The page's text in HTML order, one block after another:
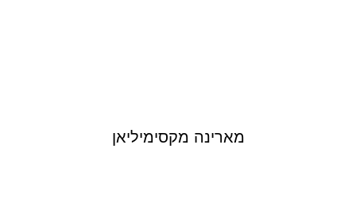
מארינה מקסימיליאן